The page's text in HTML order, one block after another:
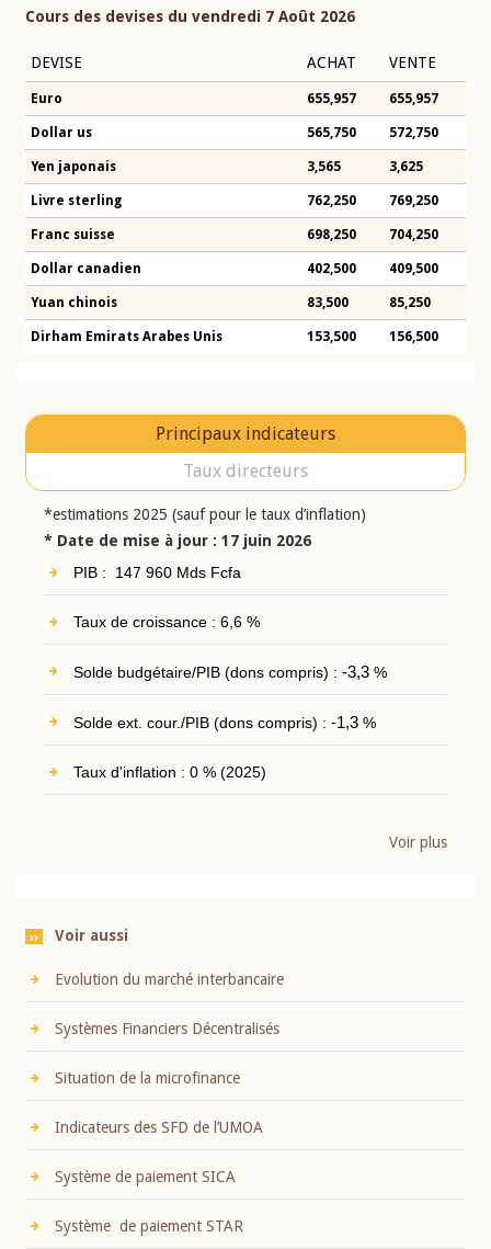
Cours des devises du vendredi 7 Août 2026
DEVISE ACHAT VENTE
Euro 655,957 655,957
Dollar us 565,750 572,750
Yen japonais 3,565 3,625
Livre sterling 762,250 769,250
Franc suisse 698,250 704,250
Dollar canadien 402,500 409,500
Yuan chinois 83,500 85,250
Dirham Emirats Arabes Unis 153,500 156,500
Principaux indicateurs
Taux directeurs
*estimations 2025 (sauf pour le taux d’inflation)
* Date de mise à jour : 17 juin 2026
PIB : 147 960 Mds Fcfa
Taux de croissance : 6,6 %
Solde budgétaire/PIB (dons compris) : -3,3%
Solde ext. cour./PIB (dons compris) : -1,3%
Taux d'inflation : 0 % (2025)
Voir plus
Voir aussi
Evolution du marché interbancaire
Systèmes Financiers Décentralisés
Situation de la microfinance
Indicateurs des SFD de l’UMOA
Système de paiement SICA
Système de paiement STAR